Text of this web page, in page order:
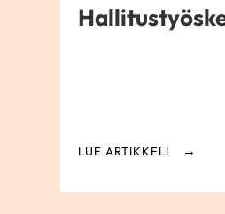
LUE ARTIKKELI